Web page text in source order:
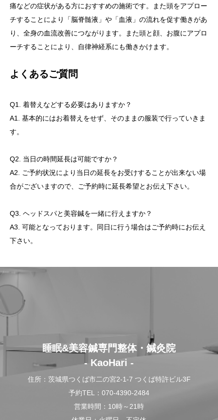
痛などの症状がある方におすすめの施術です。また頭をアプロー
チすることにより「脳脊髄液」や「血液」の流れを促す働きがあ
り、全身の血流改善につながります。また頭と顔、お腹にアプロ
ーチすることにより、自律神経系にも働きかけます。
よくあるご質問
Q1. 着替えなどする必要はありますか？
A1. 基本的にはお着替えをせず、そのままの服装で行っていきま
す。
Q2. 当日の時間延長は可能ですか？
A2. ご予約状況により当日の延長をお受けすることが出来ない場
合がございますので、ご予約時に延長希望とお伝え下さい。
Q3. ヘッドスパと美容鍼を一緒に行えますか？
A3. 可能となっております。同日に行う場合はご予約時にお伝え
下さい。
睡眠&美容鍼専門整体・鍼灸院
- KaoHari -
住所：茨城県つくば市二の宮2-1-7 つくば特許ビル3F
予約TEL：070-4390-2484
営業時間：10時～21時